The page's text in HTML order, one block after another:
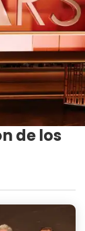
de los